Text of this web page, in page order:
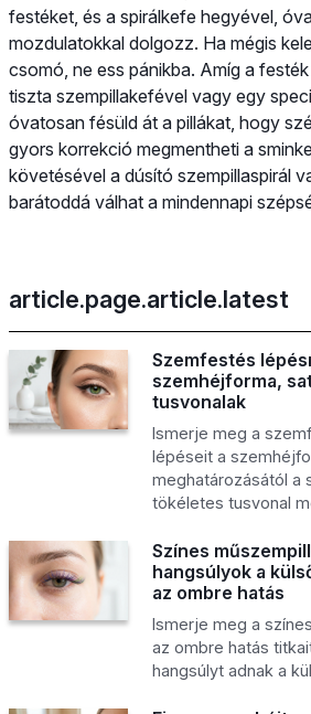
festéket, és a spirálkefe hegyével,
mozdulatokkal dolgozz. Ha mégis
csomó, ne ess pánikba. Amíg a
tiszta szempillakefével vagy egy
óvatosan fésüld át a pillákat, hogy
gyors korrekció megmentheti a
követésével a dúsító szempillaspirál
barátoddá válhat a mindennapi
article.page.article.latest
Szemfestés
szemhéjforma,
tusvonalak
Ismerje meg a
lépéseit a
meghatározásától a
tökéletes tusvonal
Színes
hangsúlyok a
az ombre hatás
Ismerje meg a
az ombre hatás
hangsúlyt adnak a